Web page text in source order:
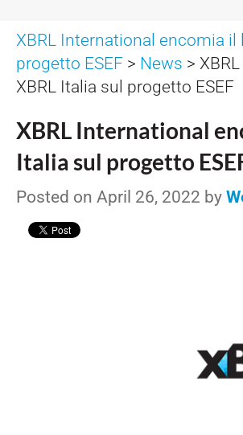
XBRL International encomia il
progetto ESEF > News >
XBRL Italia sul progetto ESEF
XBRL International
Italia sul progetto
Posted on April 26, 2022 by